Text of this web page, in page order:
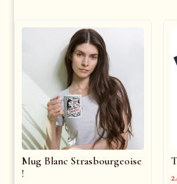
Mug Blanc Strasbourgeoise
!